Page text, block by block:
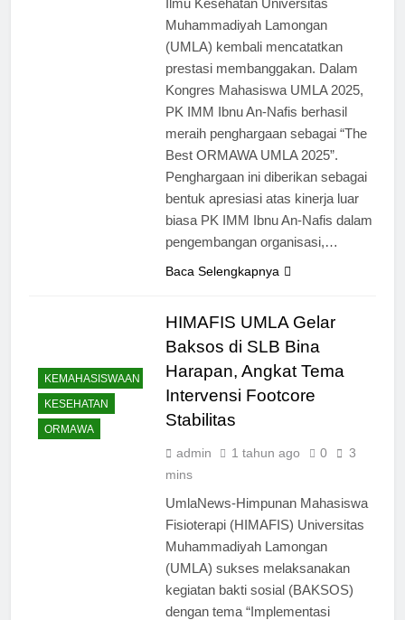
Muhammadiyah Lamongan
(UMLA) kembali mencatatkan
prestasi membanggakan. Dalam
Kongres Mahasiswa UMLA 2025,
PK IMM Ibnu An-Nafis berhasil
meraih penghargaan sebagai “The
Best ORMAWA UMLA 2025”.
Penghargaan ini diberikan sebagai
bentuk apresiasi atas kinerja luar
biasa PK IMM Ibnu An-Nafis dalam
pengembangan organisasi,…
Baca Selengkapnya
KEMAHASISWAAN
KESEHATAN
ORMAWA
HIMAFIS UMLA Gelar
Baksos di SLB Bina
Harapan, Angkat Tema
Intervensi Footcore
Stabilitas
admin 1 tahun ago 0
3
mins
UmlaNews-Himpunan Mahasiswa
Fisioterapi (HIMAFIS) Universitas
Muhammadiyah Lamongan
(UMLA) sukses melaksanakan
kegiatan bakti sosial (BAKSOS)
dengan tema “Implementasi